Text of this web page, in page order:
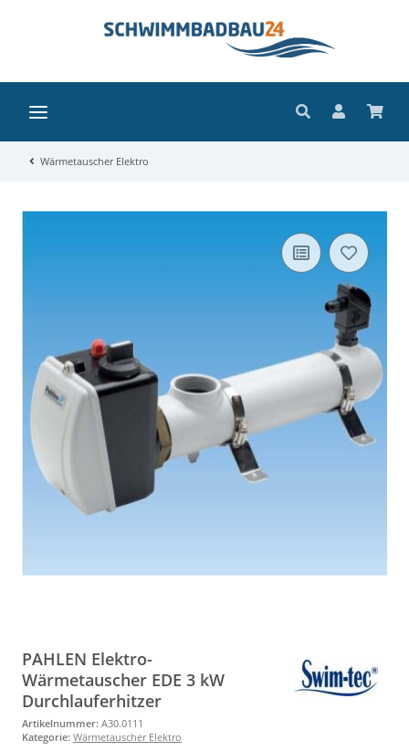
Wärmetauscher Elektro
PAHLEN Elektro-
Wärmetauscher EDE 3 kW
Durchlauferhitzer
Artikelnummer: A30.0111
Kategorie: Wärmetauscher Elektro